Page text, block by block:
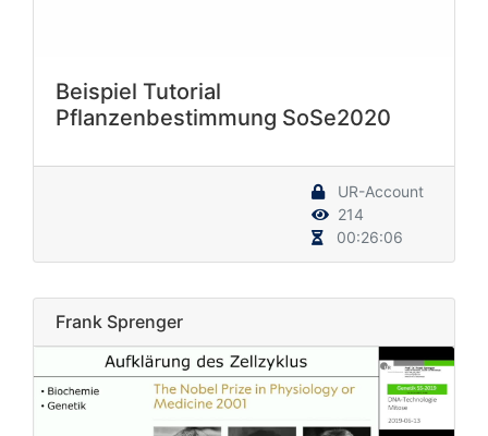
Beispiel Tutorial
Pflanzenbestimmung SoSe2020
UR-Account
214
00:26:06
Frank Sprenger